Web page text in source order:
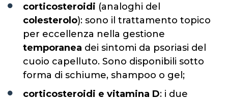
corticosteroidi (analoghi del
colesterolo): sono il trattamento topico
per eccellenza nella gestione
temporanea dei sintomi da psoriasi del
cuoio capelluto. Sono disponibili sotto
forma di schiume, shampoo o gel;
corticosteroidi e vitamina D: i due